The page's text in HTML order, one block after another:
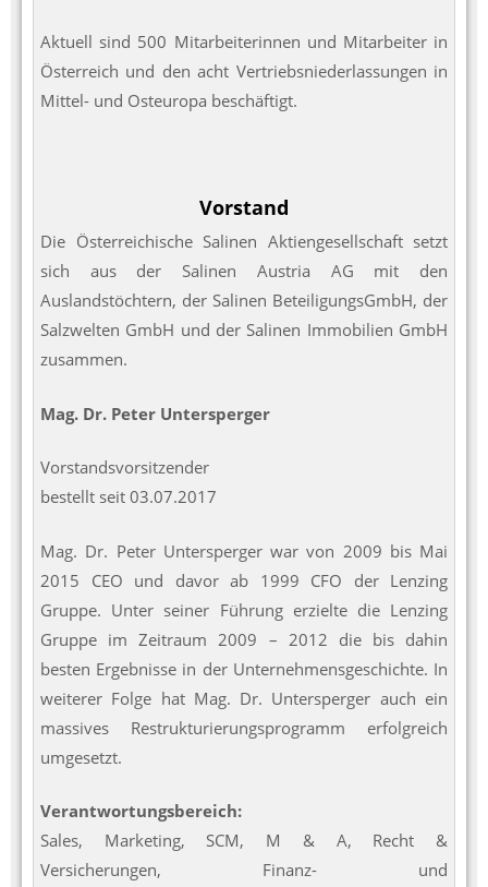
Aktuell sind 500 Mitarbeiterinnen und Mitarbeiter in
Österreich und den acht Vertriebsniederlassungen in
Mittel- und Osteuropa beschäftigt.
Vorstand
Die Österreichische Salinen Aktiengesellschaft setzt
sich aus der Salinen Austria AG mit den
Auslandstöchtern, der Salinen BeteiligungsGmbH, der
Salzwelten GmbH und der Salinen Immobilien GmbH
zusammen.
Mag. Dr. Peter Untersperger
Vorstandsvorsitzender
bestellt seit 03.07.2017
Mag. Dr. Peter Untersperger war von 2009 bis Mai
2015 CEO und davor ab 1999 CFO der Lenzing
Gruppe. Unter seiner Führung erzielte die Lenzing
Gruppe im Zeitraum 2009 – 2012 die bis dahin
besten Ergebnisse in der Unternehmensgeschichte. In
weiterer Folge hat Mag. Dr. Untersperger auch ein
massives Restrukturierungsprogramm erfolgreich
umgesetzt.
Verantwortungsbereich:
Sales, Marketing, SCM, M & A, Recht &
Versicherungen, Finanz- und